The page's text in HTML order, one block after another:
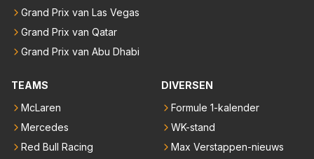
Grand Prix van Las Vegas
Grand Prix van Qatar
Grand Prix van Abu Dhabi
TEAMS
McLaren
Mercedes
Red Bull Racing
DIVERSEN
Formule 1-kalender
WK-stand
Max Verstappen-nieuws